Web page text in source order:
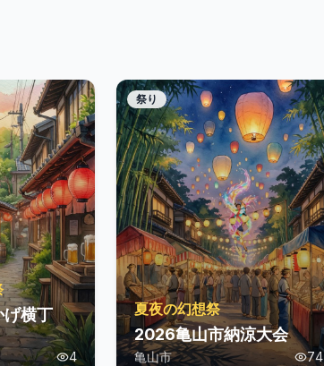
横丁
4
祭り
夏夜の幻想祭
2026亀山市納涼大会
亀山市 74